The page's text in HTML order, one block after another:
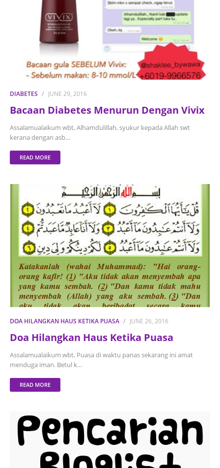
DIABETES JUNE 29, 2016
Bacaan Diabetes Menurun Dengan Vivix
Assalamualaikum wbt, Alhamdulillah, syukur kepada Allah swt
kerana dengan asb…
READ MORE
DOA HILANGKAN HAUS KETIKA PUASA JUNE 26, 2016
Doa Hilangkan Haus Ketika Puasa
Assalamualaikum wbt, Puasa di waktu panas sekarang ini amat
menduga iman. Betul k…
READ MORE